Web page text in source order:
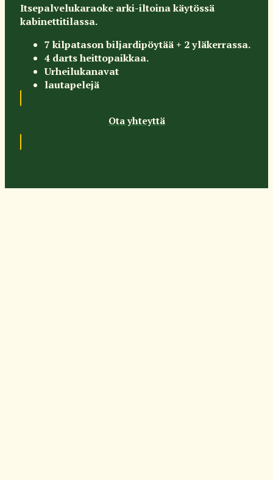
Itsepalvelukaraoke arki-iltoina käytössä
kabinettitilassa.
7 kilpatason biljardipöytää + 2 yläkerrassa.
4 darts heittopaikkaa.
Urheilukanavat
lautapelejä
Ota yhteyttä